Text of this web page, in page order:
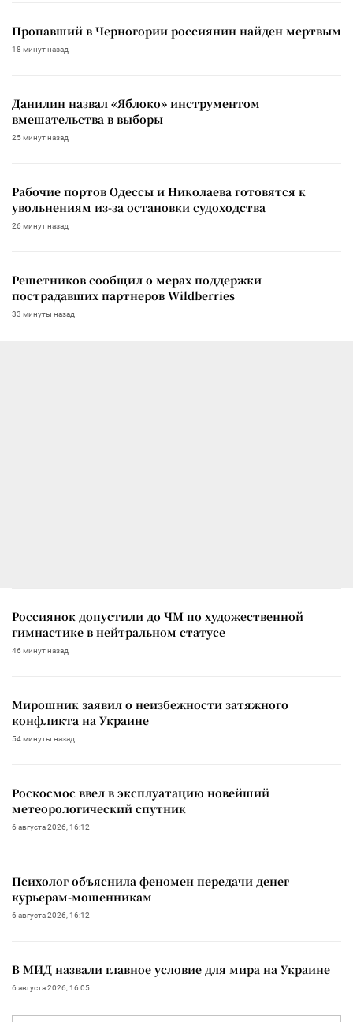
Пропавший в Черногории россиянин найден мертвым
18 минут назад
Данилин назвал «Яблоко» инструментом
вмешательства в выборы
25 минут назад
Рабочие портов Одессы и Николаева готовятся к
увольнениям из-за остановки судоходства
26 минут назад
Решетников сообщил о мерах поддержки
пострадавших партнеров Wildberries
33 минуты назад
Россиянок допустили до ЧМ по художественной
гимнастике в нейтральном статусе
46 минут назад
Мирошник заявил о неизбежности затяжного
конфликта на Украине
54 минуты назад
Роскосмос ввел в эксплуатацию новейший
метеорологический спутник
6 августа 2026, 16:12
Психолог объяснила феномен передачи денег
курьерам-мошенникам
6 августа 2026, 16:12
В МИД назвали главное условие для мира на Украине
6 августа 2026, 16:05